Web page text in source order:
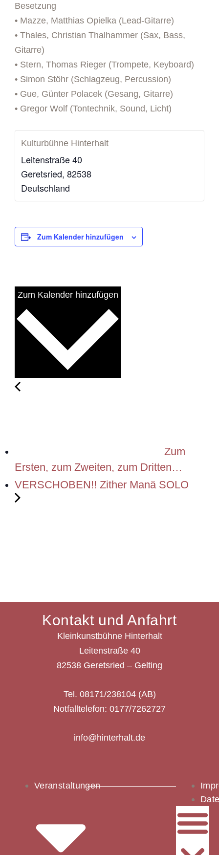
Besetzung
• Mazze, Matthias Opielka (Lead-Gitarre)
• Thales, Christian Thalhammer (Sax, Bass,
Gitarre)
• Stern, Thomas Rieger (Trompete, Keyboard)
• Simon Stöhr (Schlagzeug, Percussion)
• Gue, Günter Polacek (Gesang, Gitarre)
• Gregor Wolf (Tontechnik, Sound, Licht)
Kulturbühne Hinterhalt
Leitenstraße 40
Geretsried, 82538
Deutschland
Zum Kalender hinzufügen
Zum
Ersten, zum Zweiten, zum Dritten…
VERSCHOBEN!! Zither Manä SOLO
Kontakt und Anfahrt
Kleinkunstbühne Hinterhalt
Leitenstraße 40
82538 Geretsried – Gelting
Tel. 08171/238104 (AB)
Notfalltelefon: 0177/7262727
info@hinterhalt.de
Veranstaltungen